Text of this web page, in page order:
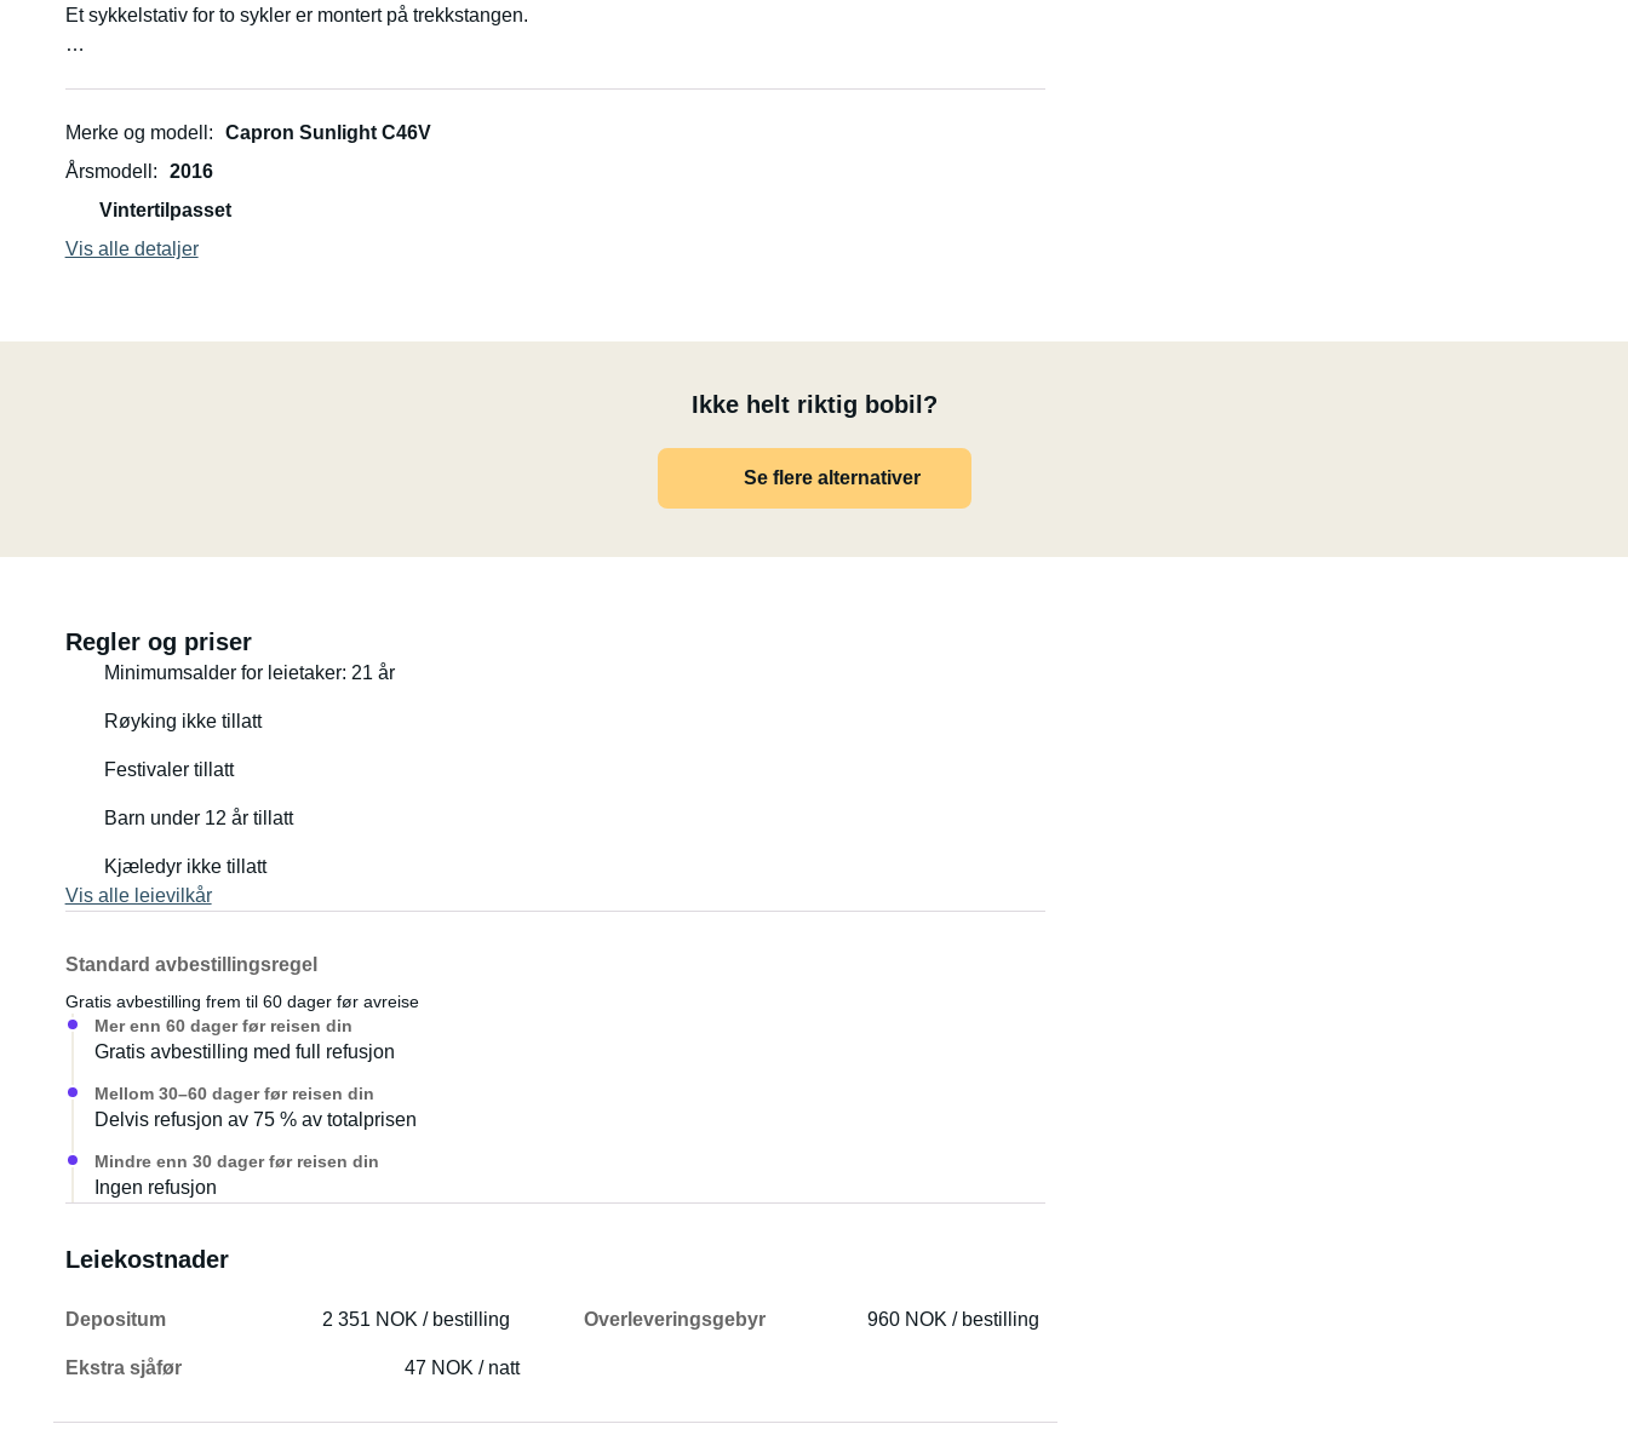
Et sykkelstativ for to sykler er montert på trekkstangen.
Merke og modell
Capron Sunlight C46V
Årsmodell
2016
Vintertilpasset
Vis alle detaljer
Ikke helt riktig bobil?
Se flere alternativer
Regler og priser
Minimumsalder for leietaker: 21 år
Røyking ikke tillatt
Festivaler tillatt
Barn under 12 år tillatt
Kjæledyr ikke tillatt
Vis alle leievilkår
Standard avbestillingsregel
Gratis avbestilling frem til 60 dager før avreise
Mer enn 60 dager før reisen din
Gratis avbestilling med full refusjon
Mellom 30–60 dager før reisen din
Delvis refusjon av 75 % av totalprisen
Mindre enn 30 dager før reisen din
Ingen refusjon
Leiekostnader
Depositum 2 351 NOK / bestilling Overleveringsgebyr 960 NOK / bestilling
Ekstra sjåfør 47 NOK / natt